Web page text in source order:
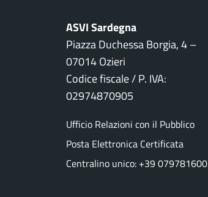
ASVI Sardegna
Piazza Duchessa Borgia, 4 –
07014 Ozieri
Codice fiscale / P. IVA:
02974870905
Ufficio Relazioni con il Pubblico
Posta Elettronica Certificata
Centralino unico: +39 079781600